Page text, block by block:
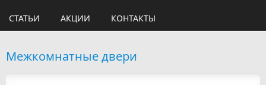
СТАТЬИ АКЦИИ КОНТАКТЫ
Межкомнатные двери